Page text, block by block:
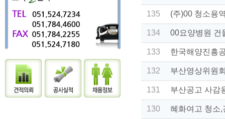
135 (주)00 청소용
134 00요양병원 건
133 한국해양진흥
132 부산영상위원
131 부산공고 사감
130 혜화여고 청소